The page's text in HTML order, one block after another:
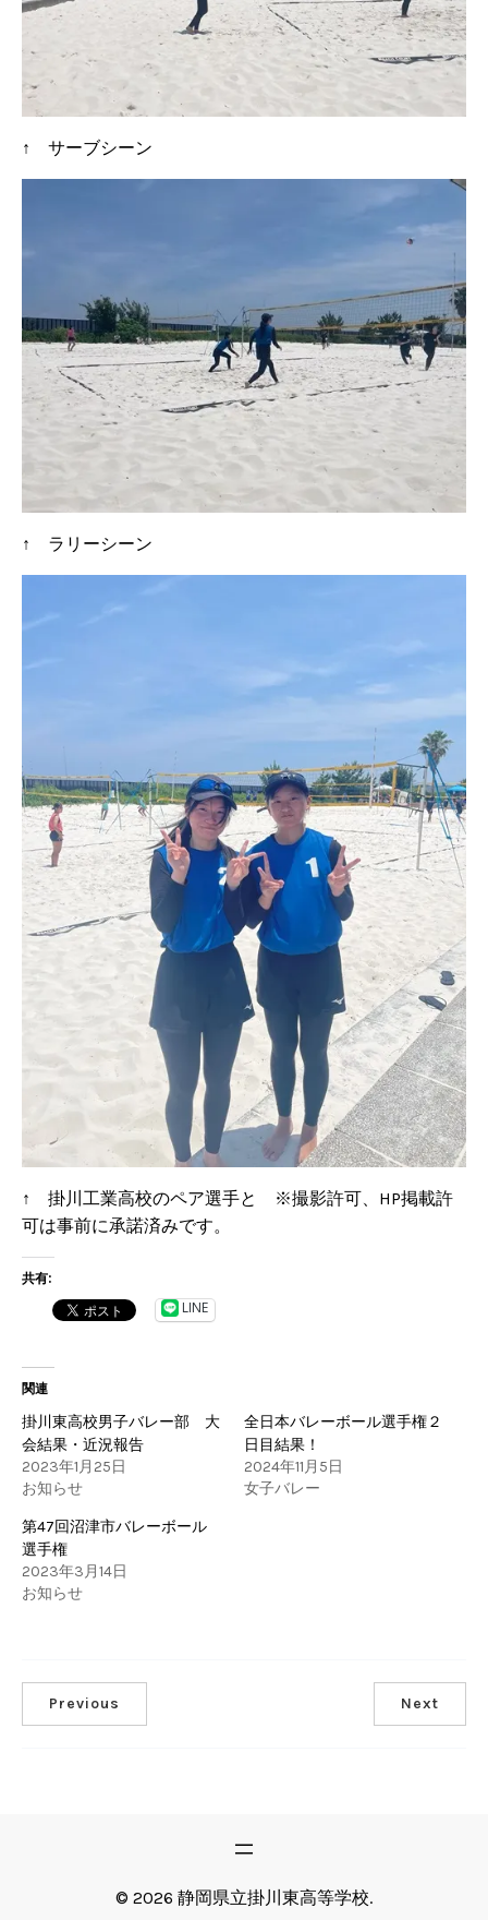
↑ サーブシーン
↑ ラリーシーン
↑ 掛川工業高校のペア選手と ※撮影許可、HP掲載許
可は事前に承諾済みです。
共有:
LINE
関連
掛川東高校男子バレー部 大
会結果・近況報告
2023年1月25日
お知らせ
全日本バレーボール選手権２
日目結果！
2024年11月5日
女子バレー
第47回沼津市バレーボール
選手権
2023年3月14日
お知らせ
Previous Next
© 2026 静岡県立掛川東高等学校.